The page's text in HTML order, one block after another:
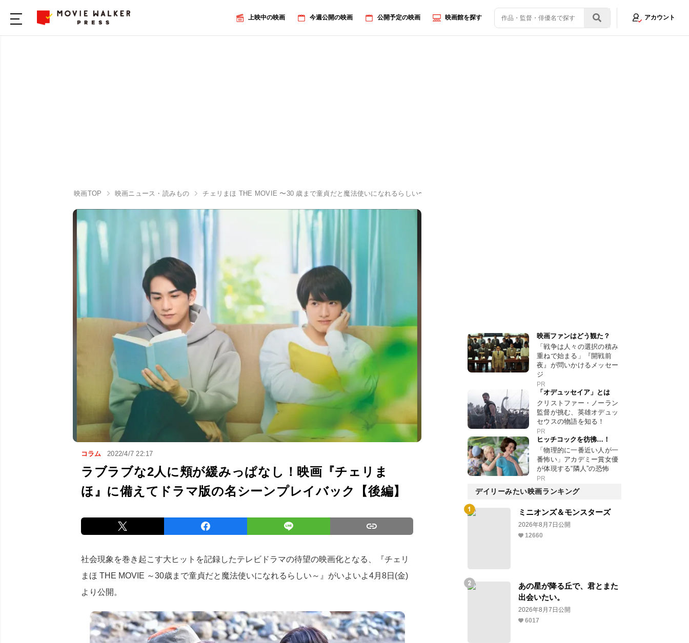
上映中の映画 今週公開の映画 公開予定の映画 映画館を探す アカウント
映画TOP 映画ニュース・読みもの チェリまほ THE MOVIE 〜30 歳まで童貞だと魔法使いになれるらしい〜
コラム 2022/4/7 22:17
ラブラブな2人に頬が緩みっぱなし！映画『チェリま
ほ』に備えてドラマ版の名シーンプレイバック【後編】
社会現象を巻き起こす大ヒットを記録したテレビドラマの待望の映画化となる、『チェリ
まほ THE MOVIE ～30歳まで童貞だと魔法使いになれるらしい～』がいよいよ4月8日(金)
より公開。
映画ファンはどう観た？
「戦争は人々の選択の積み
重ねで始まる」『開戦前
夜』が問いかけるメッセー
ジ
PR
「オデュッセイア」とは
クリストファー・ノーラン
監督が挑む、英雄オデュッ
セウスの物語を知る！
PR
ヒッチコックを彷彿…！
「物理的に一番近い人が一
番怖い」アカデミー賞女優
が体現する“隣人”の恐怖
PR
デイリーみたい映画ランキング
ミニオンズ＆モンスターズ
2026年8月7日公開
12660
あの星が降る丘で、君とまた
出会いたい。
2026年8月7日公開
6017